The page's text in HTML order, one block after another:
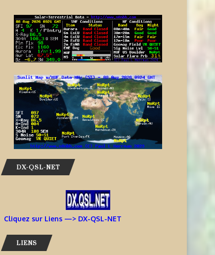
DX-QSL-NET
Cliquez sur Liens —> DX-QSL-NET
LIENS